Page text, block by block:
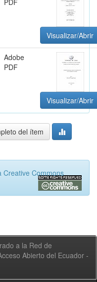
PDF
Visualizar/Abrir
Adobe
PDF
Visualizar/Abrir
del ítem
Creative Commons
a la Red de
Abierto del Ecuador -